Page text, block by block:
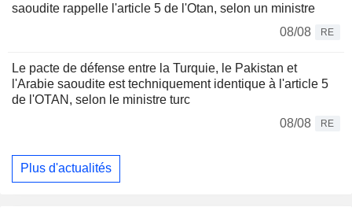
saoudite rappelle l'article 5 de l'Otan, selon un ministre
08/08
RE
Le pacte de défense entre la Turquie, le Pakistan et
l'Arabie saoudite est techniquement identique à l'article 5
de l'OTAN, selon le ministre turc
08/08
RE
Plus d'actualités